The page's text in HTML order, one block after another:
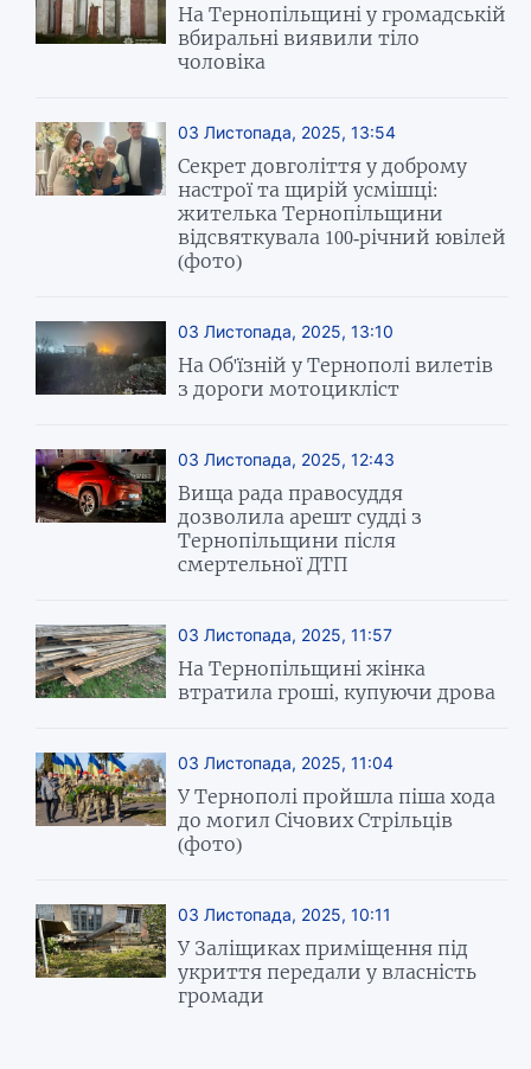
На Тернопільщині у громадській
вбиральні виявили тіло
чоловіка
03 Листопада, 2025, 13:54
Секрет довголіття у доброму
настрої та щирій усмішці:
жителька Тернопільщини
відсвяткувала 100-річний ювілей
(фото)
03 Листопада, 2025, 13:10
На Об'їзній у Тернополі вилетів
з дороги мотоцикліст
03 Листопада, 2025, 12:43
Вища рада правосуддя
дозволила арешт судді з
Тернопільщини після
смертельної ДТП
03 Листопада, 2025, 11:57
На Тернопільщині жінка
втратила гроші, купуючи дрова
03 Листопада, 2025, 11:04
У Тернополі пройшла піша хода
до могил Січових Стрільців
(фото)
03 Листопада, 2025, 10:11
У Заліщиках приміщення під
укриття передали у власність
громади